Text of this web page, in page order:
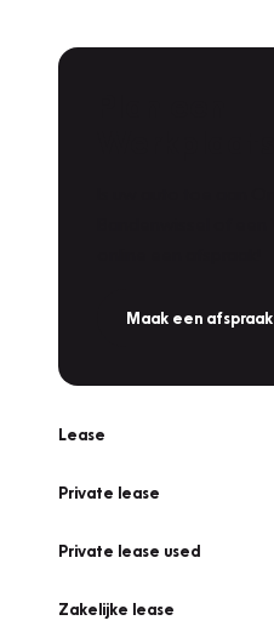
Maak een afspraak
Lease
Private lease
Private lease used
Zakelijke lease